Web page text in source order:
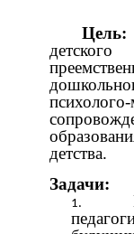
психолого-
детства.
Задачи: